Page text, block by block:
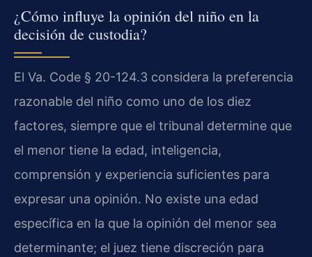
¿Cómo influye la opinión del niño en la
decisión de custodia?
El Va. Code § 20-124.3 considera la preferencia
razonable del niño como uno de los diez
factores, siempre que el tribunal determine que
el menor tiene la edad, inteligencia,
comprensión y experiencia suficientes para
expresar una opinión. No existe una edad
específica en la que la opinión del menor sea
determinante; el juez tiene discreción para